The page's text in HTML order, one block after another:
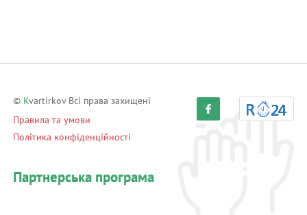
© Kvartirkov Всі права захищені
Правила та умови
Політика конфіденційності
Партнерська програма